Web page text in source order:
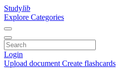
Studylib
Explore Categories
Login
Upload document Create flashcards